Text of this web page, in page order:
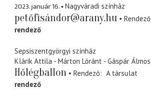
2023. január 16. Nagyváradi színház
petőfisándor@arany.hu Rendező
rendező
Sepsiszentgyörgyi színház
Klárik Attila - Márton Lóránt - Gáspár Álmos
Hőlégballon Rendező
A társulat
rendező